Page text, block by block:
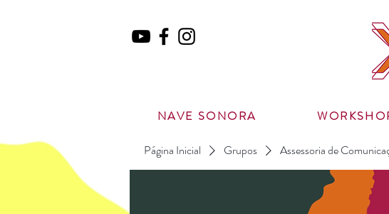
NAVE SONORA
Página Inicial Grupos Assessoria de